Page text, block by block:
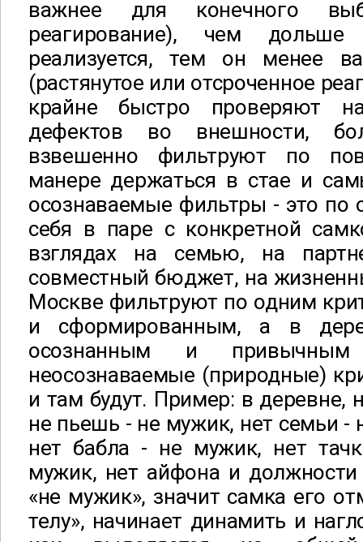
важнее для конечного
реагирование), чем
реализуется, тем он менее
(растянутое или отсроченное
крайне быстро проверяют
дефектов во внешности,
взвешенно фильтруют по
манере держаться в стае и
осознаваемые фильтры - это по
себя в паре с конкретной
взглядах на семью, на
совместный бюджет, на
Москве фильтруют по одним
и сформированным, а в
осознанным и
неосознаваемые (природные)
и там будут. Пример: в деревне,
не пьешь - не мужик, нет семьи
нет бабла - не мужик, нет
мужик, нет айфона и
«не мужик», значит самка его
телу», начинает динамить и